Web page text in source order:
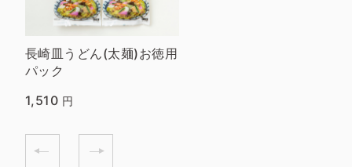
長崎皿うどん(太麺)お徳用
パック
1,510 円